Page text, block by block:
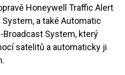
Honeywell Traffic Alert
a také Automatic
Broadcast System, který
satelitů a automaticky ji